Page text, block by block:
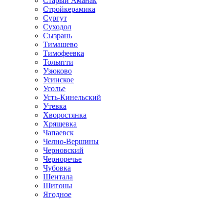
Стройкерамика
Сургут
Суходол
Сызрань
Тимашево
Тимофеевка
Тольятти
Узюково
Усинское
Усолье
Усть-Кинельский
Утевка
Хворостянка
Хрящевка
Чапаевск
Челно-Вершины
Черновский
Черноречье
Чубовка
Шентала
Шигоны
Ягодное